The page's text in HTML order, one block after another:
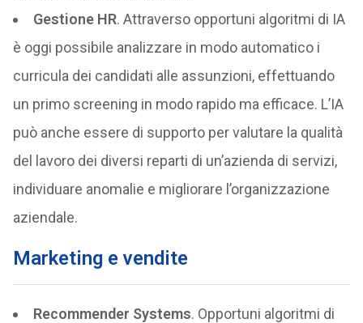
Gestione HR. Attraverso opportuni algoritmi di IA
è oggi possibile analizzare in modo automatico i
curricula dei candidati alle assunzioni, effettuando
un primo screening in modo rapido ma efficace. L’IA
può anche essere di supporto per valutare la qualità
del lavoro dei diversi reparti di un’azienda di servizi,
individuare anomalie e migliorare l’organizzazione
aziendale.
Marketing e vendite
Recommender Systems. Opportuni algoritmi di